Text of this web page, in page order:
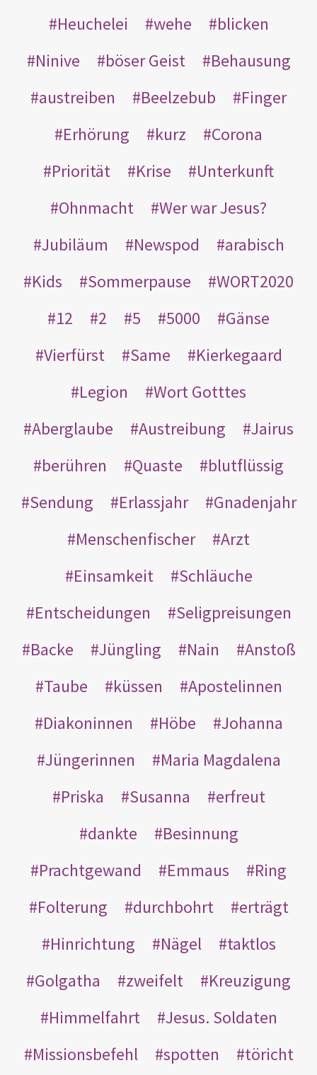
Heuchelei wehe
blicken
Ninive
böser Geist
Behausung
austreiben
Beelzebub
Finger
Erhörung
kurz
Corona
Priorität
Krise
Unterkunft
Ohnmacht
Wer war Jesus?
Jubiläum
Newspod
arabisch
Kids
Sommerpause
WORT2020
12
2 5 5000
Gänse
Vierfürst
Same
Kierkegaard
Legion
Wort Gotttes
Aberglaube
Austreibung
Jairus
berühren
Quaste
blutflüssig
Sendung
Erlassjahr
Gnadenjahr
Menschenfischer
Arzt
Einsamkeit
Schläuche
Entscheidungen
Seligpreisungen
Backe
Jüngling Nain
Anstoß
Taube
küssen
Apostelinnen
Diakoninnen
Höbe
Johanna
Jüngerinnen
Maria Magdalena
Priska
Susanna
erfreut
dankte
Besinnung
Prachtgewand
Emmaus
Ring
Folterung
durchbohrt
erträgt
Hinrichtung
Nägel
taktlos
Golgatha
zweifelt
Kreuzigung
Himmelfahrt
Jesus. Soldaten
Missionsbefehl
spotten
töricht